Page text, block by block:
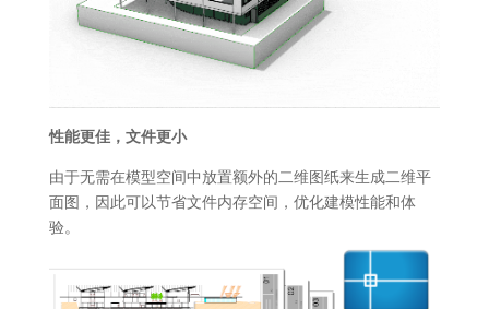
性能更佳，文件更小
由于无需在模型空间中放置额外的二维图纸来生成二维平
面图，因此可以节省文件内存空间，优化建模性能和体
验。